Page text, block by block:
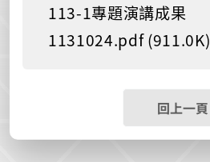
113-1專題演講成果
1131024.pdf (911.0K)
回上一頁